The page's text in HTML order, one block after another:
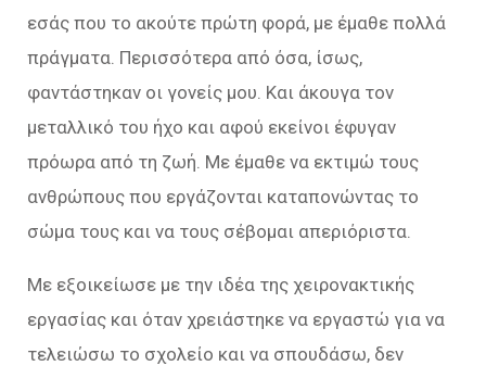
εσάς που το ακούτε πρώτη φορά, με έμαθε πολλά
πράγματα. Περισσότερα από όσα, ίσως,
φαντάστηκαν οι γονείς μου. Και άκουγα τον
μεταλλικό του ήχο και αφού εκείνοι έφυγαν
πρόωρα από τη ζωή. Με έμαθε να εκτιμώ τους
ανθρώπους που εργάζονται καταπονώντας το
σώμα τους και να τους σέβομαι απεριόριστα.
Με εξοικείωσε με την ιδέα της χειρονακτικής
εργασίας και όταν χρειάστηκε να εργαστώ για να
τελειώσω το σχολείο και να σπουδάσω, δεν